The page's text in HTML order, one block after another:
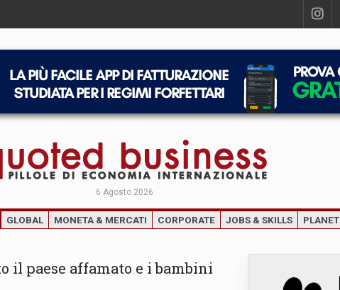
6 Agosto 2026
GLOBAL MONETA & MERCATI CORPORATE JOBS & SKILLS PLANET
il paese affamato e i bambini